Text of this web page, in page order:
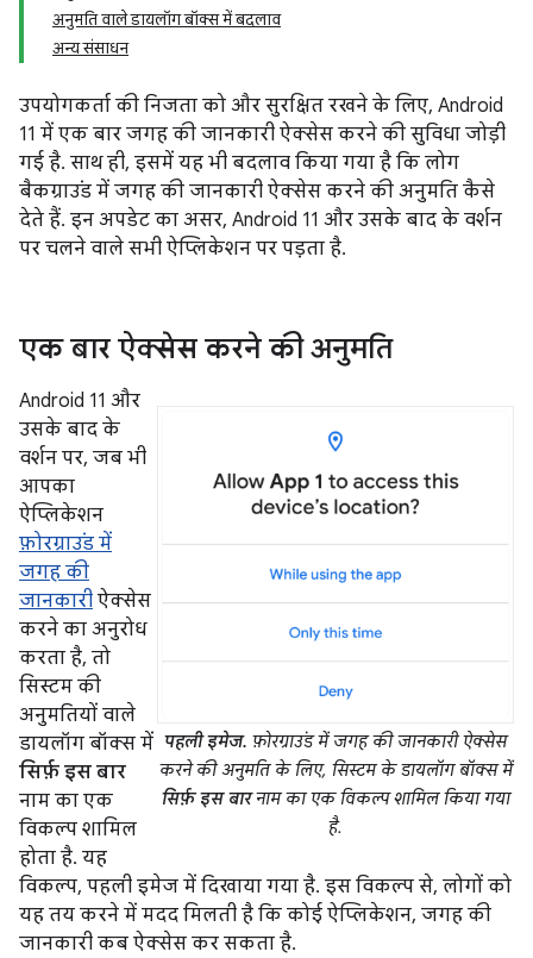
अनुमति वाले डायलॉग बॉक्स में बदलाव
अन्य संसाधन
उपयोगकर्ता की निजता को और सुरक्षित रखने के लिए, Android
11 में एक बार जगह की जानकारी ऐक्सेस करने की सुविधा जोड़ी
गई है. साथ ही, इसमें यह भी बदलाव किया गया है कि लोग
बैकग्राउंड में जगह की जानकारी ऐक्सेस करने की अनुमति कैसे
देते हैं. इन अपडेट का असर, Android 11 और उसके बाद के वर्शन
पर चलने वाले सभी ऐप्लिकेशन पर पड़ता है.
एक बार ऐक्सेस करने की अनुमति
पहली इमेज. फ़ोरग्राउंड में जगह की जानकारी ऐक्सेस
करने की अनुमति के लिए, सिस्टम के डायलॉग बॉक्स में
सिर्फ़ इस बारनाम का एक विकल्प शामिल किया गया
है.
Android 11 और
उसके बाद के
वर्शन पर, जब भी
आपका
ऐप्लिकेशन
फ़ोरग्राउंड में
जगह की
जानकारी ऐक्सेस
करने का अनुरोध
करता है, तो
सिस्टम की
अनुमतियों वाले
डायलॉग बॉक्स में
सिर्फ़ इस बार
नाम का एक
विकल्प शामिल
होता है. यह
विकल्प, पहली इमेज में दिखाया गया है. इस विकल्प से, लोगों को
यह तय करने में मदद मिलती है कि कोई ऐप्लिकेशन, जगह की
जानकारी कब ऐक्सेस कर सकता है.